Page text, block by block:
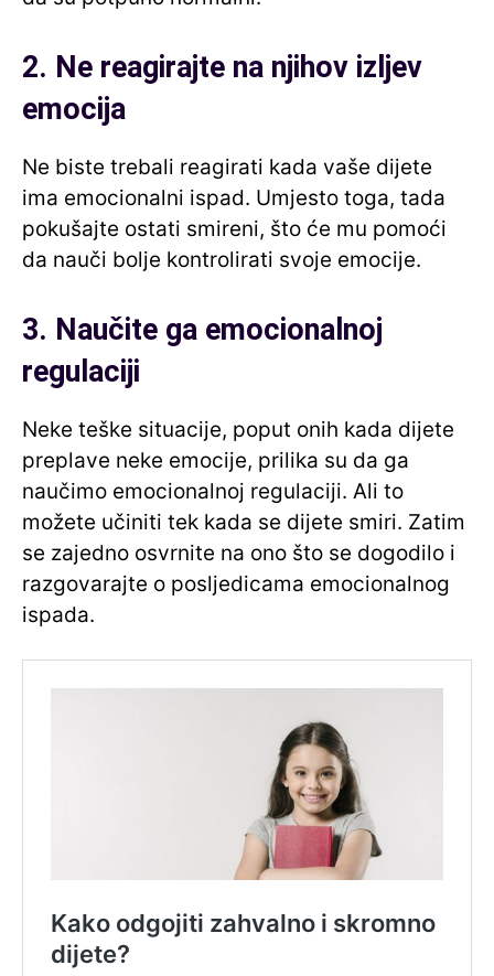
2. Ne reagirajte na njihov izljev
emocija
Ne biste trebali reagirati kada vaše dijete
ima emocionalni ispad. Umjesto toga, tada
pokušajte ostati smireni, što će mu pomoći
da nauči bolje kontrolirati svoje emocije.
3. Naučite ga emocionalnoj
regulaciji
Neke teške situacije, poput onih kada dijete
preplave neke emocije, prilika su da ga
naučimo emocionalnoj regulaciji. Ali to
možete učiniti tek kada se dijete smiri. Zatim
se zajedno osvrnite na ono što se dogodilo i
razgovarajte o posljedicama emocionalnog
ispada.